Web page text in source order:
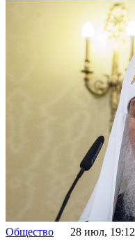
Общество 28 июл, 19:12